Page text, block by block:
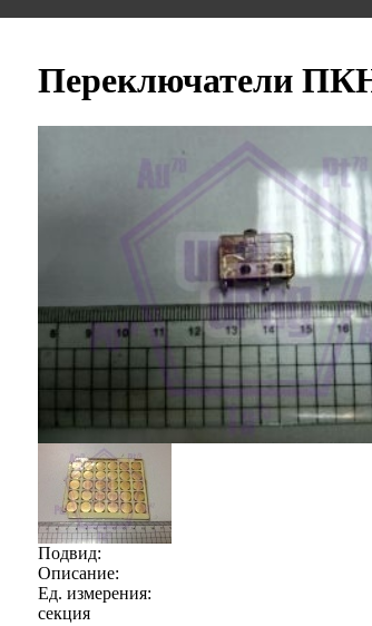
Переключатели
Подвид:
Описание:
Ед. измерения:
секция